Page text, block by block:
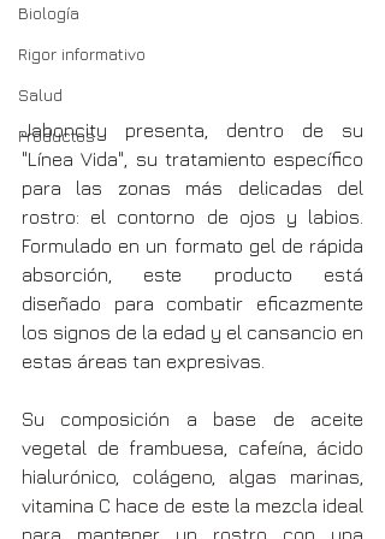
Biología
Rigor informativo
Salud
Productos
Jaboncity presenta, dentro de su
"Línea Vida", su tratamiento específico
para las zonas más delicadas del
rostro: el contorno de ojos y labios.
Formulado en un formato gel de rápida
absorción, este producto está
diseñado para combatir eficazmente
los signos de la edad y el cansancio en
estas áreas tan expresivas.
Su composición a base de aceite
vegetal de frambuesa, cafeína, ácido
hialurónico, colágeno, algas marinas,
vitamina C hace de este la mezcla ideal
para mantener un rostro con una